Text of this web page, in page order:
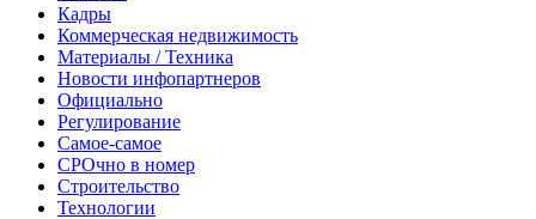
Кадры
Коммерческая недвижимость
Материалы / Техника
Новости инфопартнеров
Официально
Регулирование
Самое-самое
СРОчно в номер
Строительство
Технологии